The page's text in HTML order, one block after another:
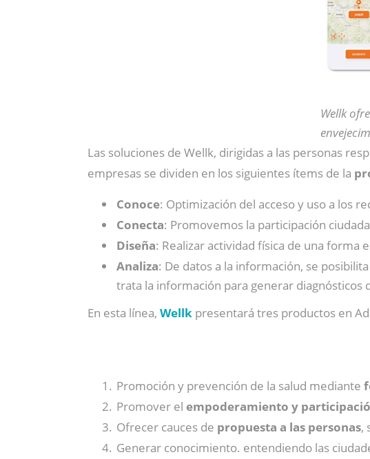
Wellk
Las soluciones de Wellk, dirigidas a las personas
empresas se dividen en los siguientes ítems de la
Conoce: Optimización del acceso y uso a los
Conecta: Promovemos la participación
Diseña: Realizar actividad física de una forma
Analiza: De datos a la información, se
trata la información para generar diagnósticos
En esta línea, Wellk presentará tres productos en
Promoción y prevención de la salud mediante
Promover el empoderamiento y
Ofrecer cauces de propuesta a las personas,
Generar conocimiento. entendiendo las